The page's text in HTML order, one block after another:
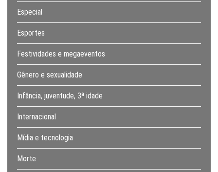
Especial
Esportes
Festividades e megaeventos
Gênero e sexualidade
Infância, juventude, 3ª idade
Internacional
Mídia e tecnologia
Morte